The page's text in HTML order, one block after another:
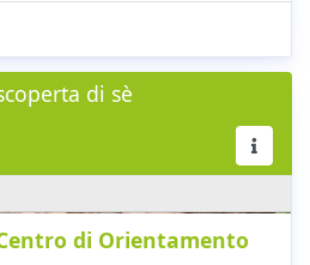
di sè
di Orientamento